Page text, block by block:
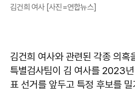
김건희 여사 [사진=연합뉴스]
김건희 여사와 관련된 각종 의혹
특별검사팀이 김 여사를 2023
표 선거를 앞두고 특정 후보를 밀